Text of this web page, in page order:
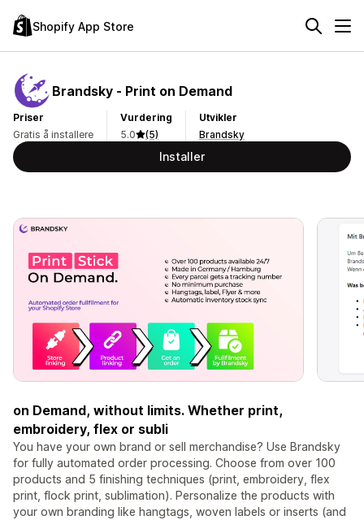
Shopify App Store
Brandsky ‑ Print on Demand
Priser
Gratis å installere
Vurdering
5.0
(5)
Utvikler
Brandsky
Installer
on Demand, without limits. Whether print,
embroidery, flex or subli
You have your own brand or sell merchandise? Use Brandsky
for fully automated order processing. Choose from over 100
products and 5 finishing techniques (print, embroidery, flex
print, flock print, sublimation). Personalize the products with
your own branding like hangtags, woven labels or inserts (and